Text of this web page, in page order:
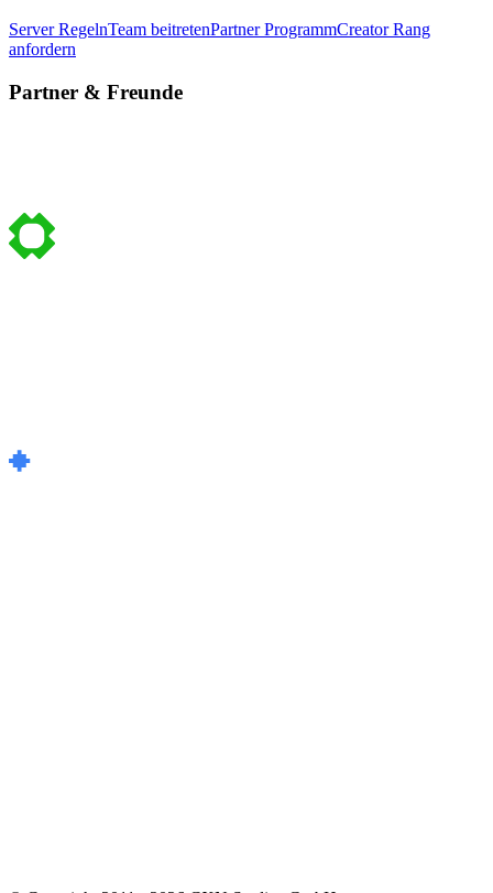
Server RegelnTeam beitretenPartner ProgrammCreator Rang
anfordern
Partner & Freunde